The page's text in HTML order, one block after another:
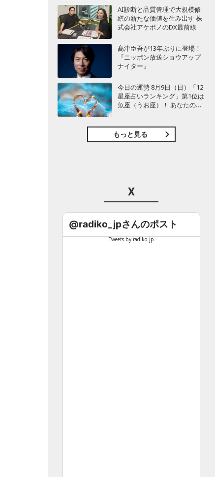
AI診断と品質管理で大規模修
繕の新たな価値を生み出す 株
式会社アケボノのDX最前線
髙津臣吾が13年ぶりに登場！
『ニッポン放送ショウアップ
ナイター』
今日の運勢 8月9日（日）「12
星座占いランキング」第1位は
魚座（うお座）！ あなたの星
もっと見る
X
@radiko_jpさんのポスト
Tweets by radiko_jp